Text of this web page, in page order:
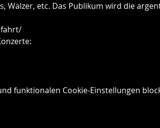
Walzer, etc. Das Publikum wird die
funktionalen Cookie-Einstellungen